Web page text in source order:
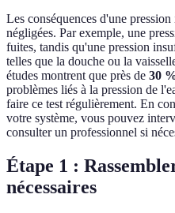
Les conséquences d'une
négligées. Par exemple, une
fuites, tandis qu'une pression
telles que la douche ou la
études montrent que près de 30
problèmes liés à la pression de
faire ce test régulièrement. En
votre système, vous pouvez
consulter un professionnel si
Étape 1 :
nécessaires